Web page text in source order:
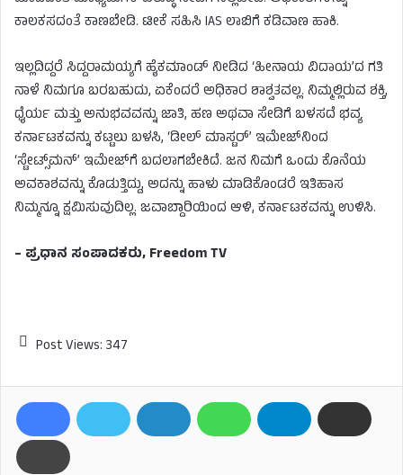
ಕಾಲಕಸದಂತೆ ಕಾಣಬೇಡಿ. ಟೀಕೆ ಸಹಿಸಿ IAS ಲಾಬಿಗೆ ಕಡಿವಾಣ ಹಾಕಿ.
ಇಲ್ಲದಿದ್ದರೆ ಸಿದ್ದರಾಮಯ್ಯಗೆ ಹೈಕಮಾಂಡ್ ನೀಡಿದ ‘ಹೀನಾಯ ವಿದಾಯ’ದ ಗತಿ
ನಾಳೆ ನಿಮಗೂ ಬರಬಹುದು, ಏಕೆಂದರೆ ಅಧಿಕಾರ ಶಾಶ್ವತವಲ್ಲ. ನಿಮ್ಮಲ್ಲಿರುವ ಶಕ್ತಿ,
ಧೈರ್ಯ ಮತ್ತು ಅನುಭವವನ್ನು ಜಾತಿ, ಹಣ ಅಥವಾ ಸೇಡಿಗೆ ಬಳಸದೆ ಭವ್ಯ
ಕರ್ನಾಟಕವನ್ನು ಕಟ್ಟಲು ಬಳಸಿ, ‘ಡೀಲ್ ಮಾಸ್ಟರ್’ ಇಮೇಜ್‌ನಿಂದ
‘ಸ್ಟೇಟ್ಸ್‌ಮನ್’ ಇಮೇಜ್‌ಗೆ ಬದಲಾಗಬೇಕಿದೆ. ಜನ ನಿಮಗೆ ಒಂದು ಕೊನೆಯ
ಅವಕಾಶವನ್ನು ಕೊಡುತ್ತಿದ್ದು, ಅದನ್ನು ಹಾಳು ಮಾಡಿಕೊಂಡರೆ ಇತಿಹಾಸ
ನಿಮ್ಮನ್ನೂ ಕ್ಷಮಿಸುವುದಿಲ್ಲ. ಜವಾಬ್ದಾರಿಯಿಂದ ಆಳಿ, ಕರ್ನಾಟಕವನ್ನು ಉಳಿಸಿ.
– ಪ್ರಧಾನ ಸಂಪಾದಕರು, Freedom TV
Post Views: 347